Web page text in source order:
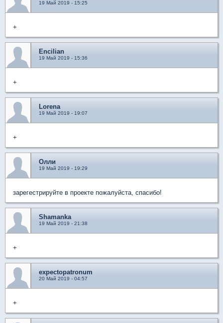
19 Май 2019 - 15:25
+
Encilian
19 Май 2019 - 15:36
+
Lorena
19 Май 2019 - 19:07
+
Олли
19 Май 2019 - 19:29
зарегестрируйте в проекте пожалуйста, спасибо!
Shamanka
19 Май 2019 - 21:38
+
expectopatronum
20 Май 2019 - 04:57
+